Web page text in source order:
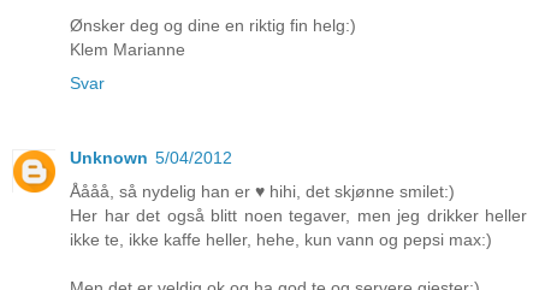
Ønsker deg og dine en riktig fin helg:)
Klem Marianne
Svar
Unknown 5/04/2012
Åååå, så nydelig han er ♥ hihi, det skjønne smilet:)
Her har det også blitt noen tegaver, men jeg drikker heller
ikke te, ikke kaffe heller, hehe, kun vann og pepsi max:)